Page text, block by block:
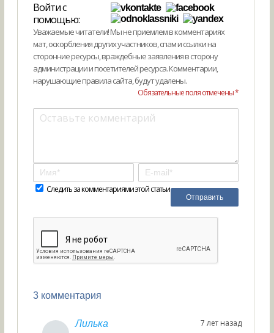
Войти с
помощью:
Уважаемые читатели! Мы не приемлем в комментариях
мат, оскорбления других участников, спам и ссылки на
сторонние ресурсы, враждебные заявления в сторону
администрации и посетителей ресурса. Комментарии,
нарушающие правила сайта, будут удалены.
Обязательные поля отмечены *
Следить за комментариями этой статьи
3 комментария
Лилька 7 лет назад